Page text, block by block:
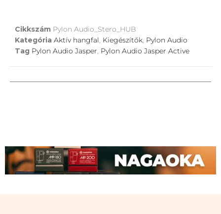
Cikkszám Pylon Audio_Stero_HUB
Kategória Aktív hangfal, Kiegészítők, Pylon Audio
Tag Pylon Audio Jasper, Pylon Audio Jasper Active